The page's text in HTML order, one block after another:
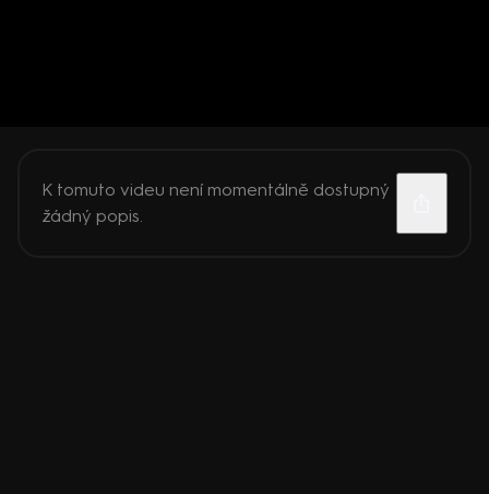
K tomuto videu není momentálně dostupný
žádný popis.